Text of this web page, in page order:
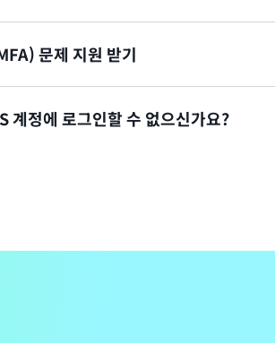
했지만 자격 증명이 작동하지 않았나요? 아
문제 지원 받기
용할 수 없는 다중 인증(MFA) 디바이스
계정에 로그인할 수 없으신가요?